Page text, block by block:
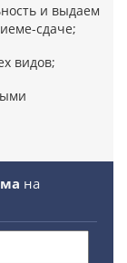
и выдаем
сдаче;
видов;
на